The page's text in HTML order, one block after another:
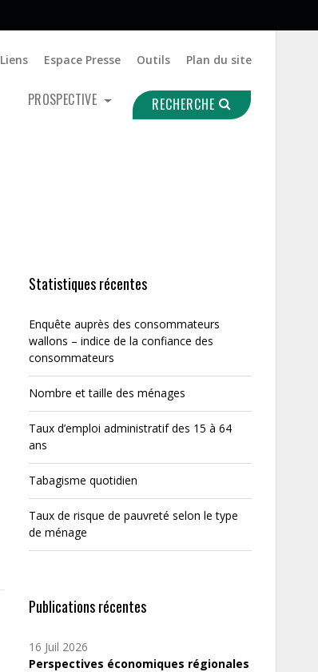
Liens Espace Presse Outils Plan du site
PROSPECTIVE RECHERCHE
Statistiques récentes
Enquête auprès des consommateurs
wallons – indice de la confiance des
consommateurs
Nombre et taille des ménages
Taux d’emploi administratif des 15 à 64
ans
Tabagisme quotidien
Taux de risque de pauvreté selon le type
de ménage
Publications récentes
16 Juil 2026
Perspectives économiques régionales